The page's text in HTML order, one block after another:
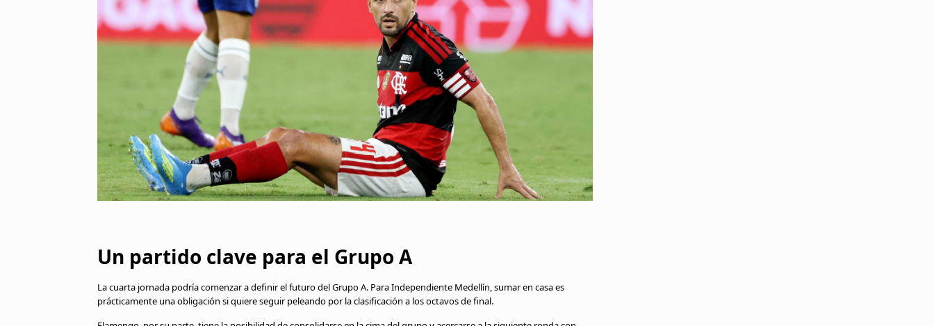
Un partido clave para el Grupo A
La cuarta jornada podría comenzar a definir el futuro del Grupo A. Para Independiente Medellín, sumar en casa es
prácticamente una obligación si quiere seguir peleando por la clasificación a los octavos de final.